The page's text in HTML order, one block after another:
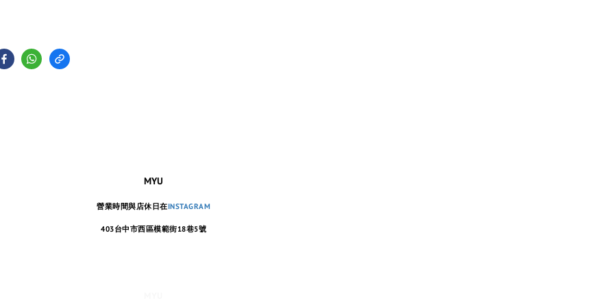
MYU
營業時間與店休日在INSTAGRAM
403台中市西區模範街18巷5號